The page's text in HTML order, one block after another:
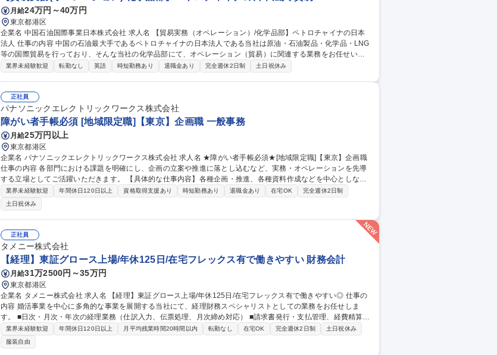
月給24万円～40万円
東京都港区
企業名 中国石油国際事業日本株式会社 求人名 【貿易実務（オペレーション）/化学品部】ペトロチャイナの日本
法人 仕事の内容 中国の石油最大手であるペトロチャイナの日本法人である当社は原油・石油製品・化学品・LNG
等の国際貿易を行っており、そんな当社の化学品部にて、オペレーション（貿易）に関連する業務をお任せいた
します。 ≪業務詳細≫■日韓の取引先との化学品の販売および調達、新規ビジネス開発にまつわるオペレーション
トロチャイナの日本法人
業界未経験歓迎 転勤なし 英語 時短勤務あり 退職金あり 完全週休2日制 土日祝休み
正社員
パナソニックエレクトリックワークス株式会社
障がい者手帳必須 [地域限定職]【東京】企画職 一般事務
月給25万円以上
東京都港区
企業名 パナソニックエレクトリックワークス株式会社 求人名 ★障がい者手帳必須★[地域限定職]【東京】企画職
仕事の内容 各部門における課題を明確にし、企画の立案や推進に落とし込むなど、実務・オペレーションを先導
する立場としてご活躍いただきます。 【具体的な仕事内容】各種企画・推進、各種資料作成などを中心としなが
ら、担当領域における課題解決を先導いただきます。 【キャリアパス】将来的には主務（主任）クラスとして部
門のリーダーとしてご活躍いただくことを期待しております。入社後、まずは企画職評価ランクの頂点を目指
し、キャリアアップに挑戦いただけるよう、日々の指導だけではなく各種研修もご用意しています。 募集職種 ★
障がい者手帳必須★[地域限定職]【東京】企画職
業界未経験歓迎 年間休日120日以上 資格取得支援あり 時短勤務あり 退職金あり 在宅OK
完全週休2日制
土日祝休み
正社員
タメニー株式会社
【経理】東証グロース上場/年休125日/在宅フレックス有で働きやすい 財務会計
月給31万2500円～35万円
東京都港区
企業名 タメニー株式会社 求人名 【経理】東証グロース上場/年休125日/在宅フレックス有で働きやすい◎ 仕事の
内容 婚活事業を中心に多角的な事業を展開する当社にて、経理財務スペシャリストとしての業務をお任せしま
す。 ■日次・月次・年次の経理業務（仕訳入力、伝票処理、月次締め対応） ■請求書発行・支払管理、経費精算チ
ェック ■月次・四半期・年次決算業務の補助 ■税務申告・監査対応のサポート ■その他経理財務部内における各種
業界未経験歓迎 年間休日120日以上 月平均残業時間20時間以内 転勤なし 在宅OK 完全週休2日制
土日祝休み
服装自由